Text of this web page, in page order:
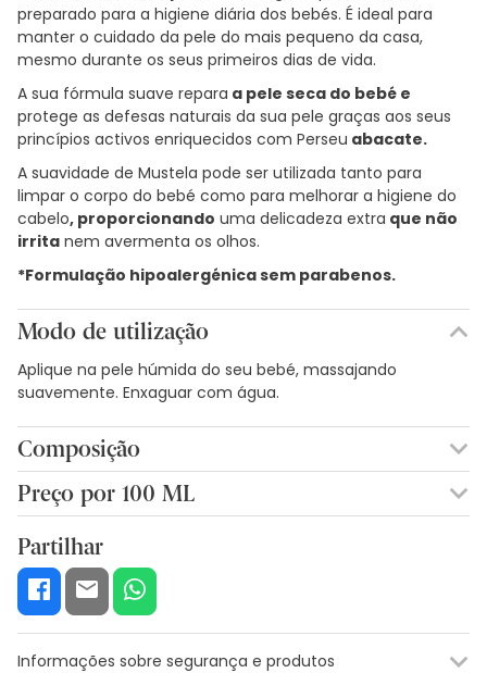
preparado para a higiene diária dos bebés. É ideal para
manter o cuidado da pele do mais pequeno da casa,
mesmo durante os seus primeiros dias de vida.
A sua fórmula suave repara a pele seca do bebé e
protege as defesas naturais da sua pele graças aos seus
princípios activos enriquecidos com Perseu abacate.
A suavidade de Mustela pode ser utilizada tanto para
limpar o corpo do bebé como para melhorar a higiene do
cabelo, proporcionando uma delicadeza extra que não
irrita nem avermenta os olhos.
*Formulação hipoalergénica sem parabenos.
Modo de utilização
Aplique na pele húmida do seu bebé, massajando
suavemente. Enxaguar com água.
Composição
AQUA/ÁGUA/EAU, GLICERINA, BETAÍNA COCAMIDOPROPIL,
SULFATO DE MIRÉ SÓDIO, CACAU DE GLICERILO PEG-7,
GLICERILO, DESTEARATO DE GLICOL, PARFUM (FRAGRÂNCIA),
ÁCIDO CÍTRICO, PANTENOL, SORBATO DE POTÁSSIO,
EXTRACTO DE FRUTA PERSEA GRATISSIMA (ABACATE).
Preço por 100 ML
Partilhar
Informações sobre segurança e produtos